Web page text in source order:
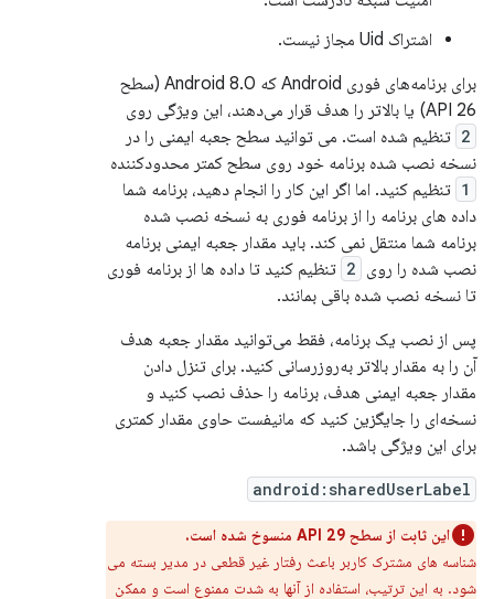
اشتراک Uid مجاز نیست.
برای برنامه‌های فوری Android که Android 8.0 (سطح
API 26) یا بالاتر را هدف قرار می‌دهند، این ویژگی روی
2 تنظیم شده است. می توانید سطح جعبه ایمنی را در
نسخه نصب شده برنامه خود روی سطح کمتر محدودکننده
1 تنظیم کنید. اما اگر این کار را انجام دهید، برنامه شما
داده های برنامه را از برنامه فوری به نسخه نصب شده
برنامه شما منتقل نمی کند. باید مقدار جعبه ایمنی برنامه
نصب شده را روی 2 تنظیم کنید تا داده ها از برنامه فوری
تا نسخه نصب شده باقی بمانند.
پس از نصب یک برنامه، فقط می‌توانید مقدار جعبه هدف
آن را به مقدار بالاتر به‌روزرسانی کنید. برای تنزل دادن
مقدار جعبه ایمنی هدف، برنامه را حذف نصب کنید و
نسخه‌ای را جایگزین کنید که مانیفست حاوی مقدار کمتری
برای این ویژگی باشد.
android:sharedUserLabel
این ثابت از سطح API 29 منسوخ شده است.
شناسه های مشترک کاربر باعث رفتار غیر قطعی در مدیر بسته می
شود. به این ترتیب، استفاده از آنها به شدت ممنوع است و ممکن